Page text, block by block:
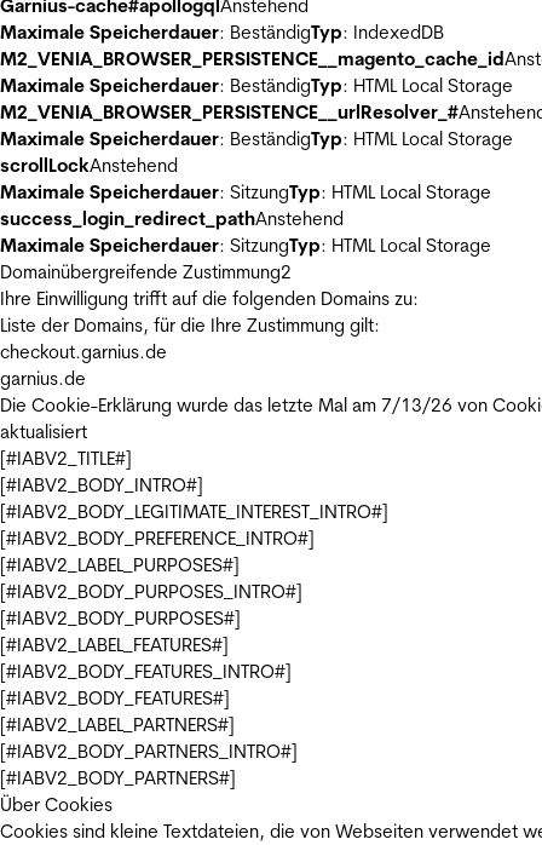
Garnius-cache#apollogqlAnstehend
Maximale Speicherdauer: BeständigTyp: IndexedDB
M2_VENIA_BROWSER_PERSISTENCE__magento_cache_id
Maximale Speicherdauer: BeständigTyp: HTML Local Storage
M2_VENIA_BROWSER_PERSISTENCE__urlResolver_#
Maximale Speicherdauer: BeständigTyp: HTML Local Storage
scrollLockAnstehend
Maximale Speicherdauer: SitzungTyp: HTML Local Storage
success_login_redirect_pathAnstehend
Maximale Speicherdauer: SitzungTyp: HTML Local Storage
Domainübergreifende Zustimmung2
Ihre Einwilligung trifft auf die folgenden Domains zu:
Liste der Domains, für die Ihre Zustimmung gilt:
checkout.garnius.de
garnius.de
Die Cookie-Erklärung wurde das letzte Mal am 7/13/26 von
aktualisiert
[#IABV2_TITLE#]
[#IABV2_BODY_INTRO#]
[#IABV2_BODY_LEGITIMATE_INTEREST_INTRO#]
[#IABV2_BODY_PREFERENCE_INTRO#]
[#IABV2_LABEL_PURPOSES#]
[#IABV2_BODY_PURPOSES_INTRO#]
[#IABV2_BODY_PURPOSES#]
[#IABV2_LABEL_FEATURES#]
[#IABV2_BODY_FEATURES_INTRO#]
[#IABV2_BODY_FEATURES#]
[#IABV2_LABEL_PARTNERS#]
[#IABV2_BODY_PARTNERS_INTRO#]
[#IABV2_BODY_PARTNERS#]
Über Cookies
Cookies sind kleine Textdateien, die von Webseiten verwendet